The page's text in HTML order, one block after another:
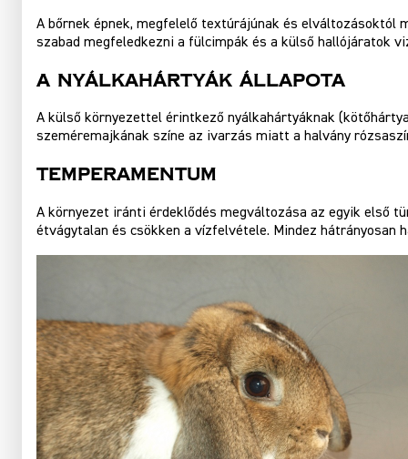
A bőrnek épnek, megfelelő textúrájúnak és elváltozásoktól
szabad megfeledkezni a fülcimpák és a külső hallójáratok
A Nyálkahártyák Állapota
A külső környezettel érintkező nyálkahártyáknak
szeméremajkának színe az ivarzás miatt a halvány
Temperamentum
A környezet iránti érdeklődés megváltozása az egyik első
étvágytalan és csökken a vízfelvétele. Mindez hátrányosan